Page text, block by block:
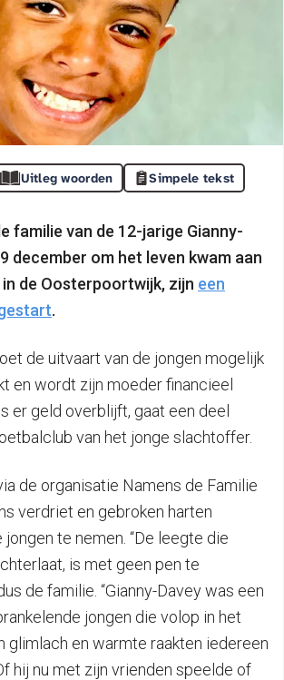
Uitleg woorden Simpele tekst
familie van de 12-jarige Gianny-
december om het leven kwam aan
in de Oosterpoortwijk, zijn een
.
de uitvaart van de jongen mogelijk
en wordt zijn moeder financieel
er geld overblijft, gaat een deel
van het jonge slachtoffer.
de organisatie Namens de Familie
verdriet en gebroken harten
te nemen. “De leegte die
is met geen pen te
de familie. “Gianny-Davey was een
jongen die volop in het
glimlach en warmte raakten iedereen
hij nu met zijn vrienden speelde of